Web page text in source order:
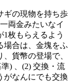
ギの現物を持ち歩
両金みたいなイ
1枚もらえるよう
場合は、金塊をふ
貨幣の登場で、
) 、(2) 交換・流
がなんにでも交換